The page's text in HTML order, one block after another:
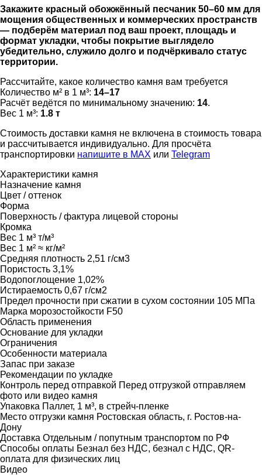
Закажите красный обожжённый песчаник 50–60 мм для
мощения общественных и коммерческих пространств
— подберём материал под ваш проект, площадь и
формат укладки, чтобы покрытие выглядело
убедительно, служило долго и подчёркивало статус
территории.
Рассчитайте, какое количество камня вам требуется
Количество м² в 1 м³: 14–17
Расчёт ведётся по минимальному значению: 14.
Вес 1 м³: 1.8 т
Стоимость доставки камня не включена в стоимость товара
и рассчитывается индивидуально. Для просчёта
транспортировки напишите в MAX или Telegram
Характеристики камня
Назначение камня
Цвет / оттенок
Форма
Поверхность / фактура лицевой стороны
Кромка
Вес 1 м³ т/м³
Вес 1 м² ≈ кг/м²
Средняя плотность 2,51 г/см3
Пористость 3,1%
Водопоглощение 1,02%
Истираемость 0,67 г/см2
Предел прочности при сжатии в сухом состоянии 105 МПа
Марка морозостойкости F50
Область применения
Основание для укладки
Ограничения
Особенности материала
Запас при заказе
Рекомендации по укладке
Контроль перед отправкой Перед отгрузкой отправляем
фото или видео камня
Упаковка Паллет, 1 м³, в стрейч-пленке
Место отгрузки камня Ростовская область, г. Ростов-на-
Дону
Доставка Отдельным / попутным транспортом по РФ
Способы оплаты Безнал без НДС, безнал с НДС, QR-
оплата для физических лиц
Видео